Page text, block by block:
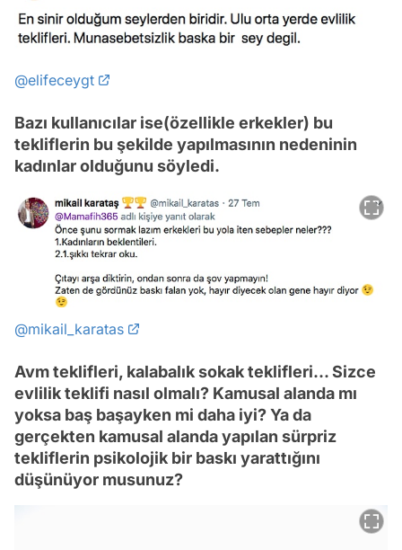
@elifeceygt
Bazı kullanıcılar ise(özellikle erkekler) bu
tekliflerin bu şekilde yapılmasının nedeninin
kadınlar olduğunu söyledi.
@mikail_karatas
Avm teklifleri, kalabalık sokak teklifleri... Sizce
evlilik teklifi nasıl olmalı? Kamusal alanda mı
yoksa baş başayken mi daha iyi? Ya da
gerçekten kamusal alanda yapılan sürpriz
tekliflerin psikolojik bir baskı yarattığını
düşünüyor musunuz?